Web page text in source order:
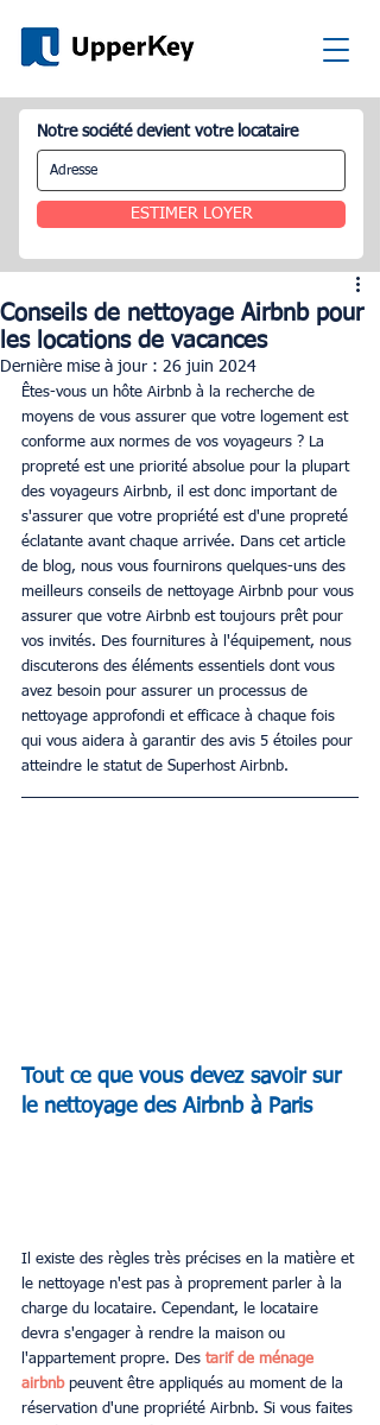
Notre société devient votre locataire
ESTIMER LOYER
Conseils de nettoyage Airbnb pour
les locations de vacances
Dernière mise à jour : 26 juin 2024
Êtes-vous un hôte Airbnb à la recherche de
moyens de vous assurer que votre logement est
conforme aux normes de vos voyageurs ? La
propreté est une priorité absolue pour la plupart
des voyageurs Airbnb, il est donc important de
s'assurer que votre propriété est d'une propreté
éclatante avant chaque arrivée. Dans cet article
de blog, nous vous fournirons quelques-uns des
meilleurs conseils de nettoyage Airbnb pour vous
assurer que votre Airbnb est toujours prêt pour
vos invités. Des fournitures à l'équipement, nous
discuterons des éléments essentiels dont vous
avez besoin pour assurer un processus de
nettoyage approfondi et efficace à chaque fois
qui vous aidera à garantir des avis 5 étoiles pour
atteindre le statut de Superhost Airbnb.
Tout ce que vous devez savoir sur
le nettoyage des Airbnb à Paris
Il existe des règles très précises en la matière et
le nettoyage n'est pas à proprement parler à la
charge du locataire. Cependant, le locataire
devra s'engager à rendre la maison ou
l'appartement propre. Des tarif de ménage
airbnb peuvent être appliqués au moment de la
réservation d'une propriété Airbnb. Si vous faites